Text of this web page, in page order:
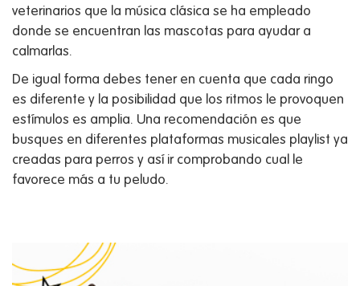
veterinarios que la música clásica se ha empleado
donde se encuentran las mascotas para ayudar a
calmarlas.
De igual forma debes tener en cuenta que cada ringo
es diferente y la posibilidad que los ritmos le provoquen
estímulos es amplia. Una recomendación es que
busques en diferentes plataformas musicales playlist ya
creadas para perros y así ir comprobando cual le
favorece más a tu peludo.